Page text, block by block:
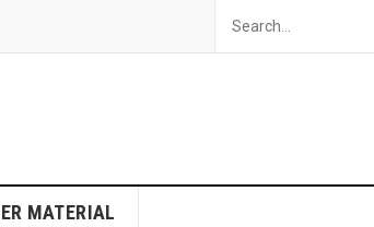
MATERIAL